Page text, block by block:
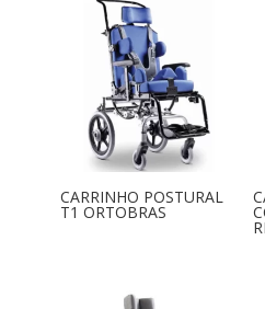
CARRINHO POSTURAL
T1 ORTOBRAS